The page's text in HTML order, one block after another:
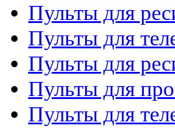
Пульты для
Пульты для
Пульты для
Пульты для
Пульты для